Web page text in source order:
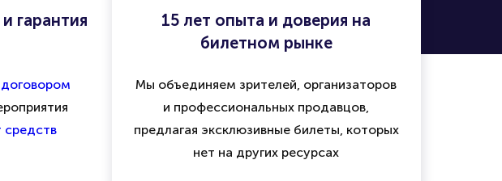
гарантия
договором
средств
15 лет опыта и доверия на
билетном рынке
Мы объединяем зрителей, организаторов
и профессиональных продавцов,
предлагая эксклюзивные билеты, которых
нет на других ресурсах